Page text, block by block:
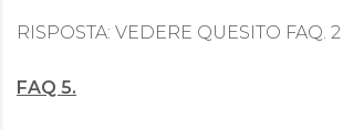
RISPOSTA: VEDERE QUESITO FAQ. 2
FAQ 5.